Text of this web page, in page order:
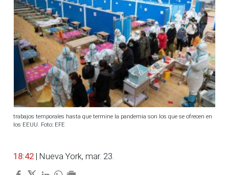
trabajos temporales hasta que termine la pandemia son los que se ofrecen en
los EEUU. Foto: EFE
18:42 | Nueva York, mar. 23.